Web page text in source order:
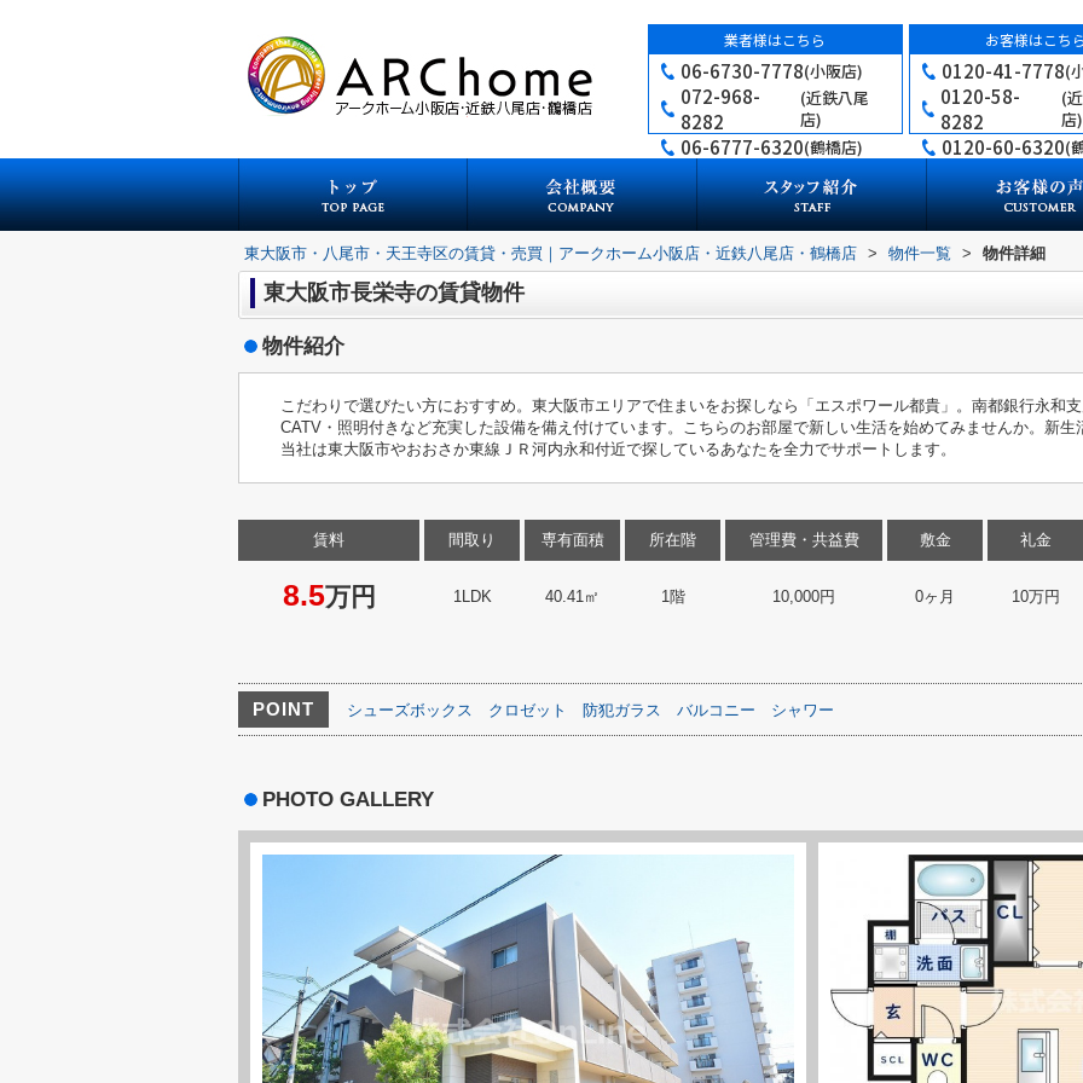
業者様はこちら
06-6730-7778(小阪店)
072-968-
8282
(近鉄八尾
店)
06-6777-6320(鶴橋店)
お客様はこち
0120-41-7778(
0120-58-
8282
(
店)
0120-60-6320(
東大阪市・八尾市・天王寺区の賃貸・売買｜アークホーム小阪店・近鉄八尾店・鶴橋店 > 物件一覧 > 物件詳細
東大阪市長栄寺の賃貸物件
物件紹介
こだわりで選びたい方におすすめ。東大阪市エリアで住まいをお探しなら「エスポワール都貴」。南都銀行永和
CATV・照明付きなど充実した設備を備え付けています。こちらのお部屋で新しい生活を始めてみませんか。新
当社は東大阪市やおおさか東線ＪＲ河内永和付近で探しているあなたを全力でサポートします。
賃料
8.5万円
間取り
1LDK
専有面積
40.41㎡
所在階
1階
管理費・共益費
10,000円
敷金
0ヶ月
礼金
10万円
POINT シューズボックス クロゼット 防犯ガラス バルコニー シャワー
PHOTO GALLERY